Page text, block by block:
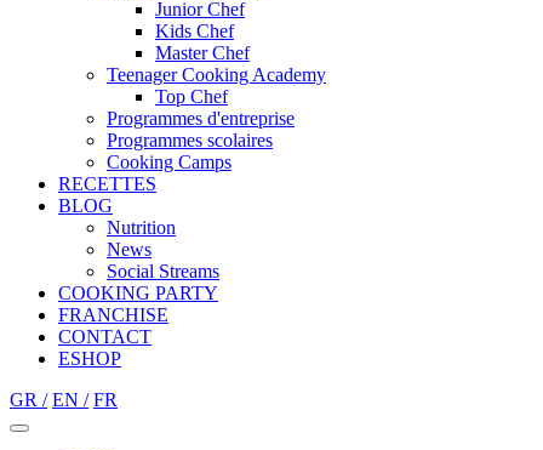
Junior Chef
Kids Chef
Master Chef
Teenager Cooking Academy
Top Chef
Programmes d'entreprise
Programmes scolaires
Cooking Camps
RECETTES
BLOG
Nutrition
Νews
Social Streams
COOKING PARTY
FRANCHISE
CONTACT
ESHOP
GR / EN / FR